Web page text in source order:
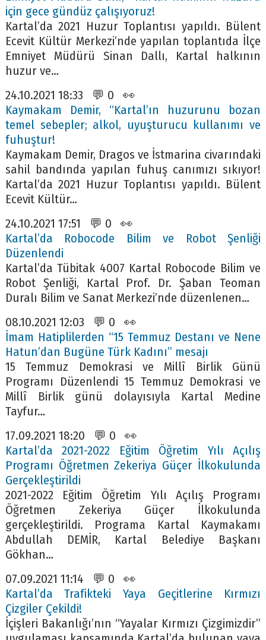
için gece gündüz çalışıyoruz!
Kartal’da 2021 Huzur Toplantısı yapıldı. Bülent
Ecevit Kültür Merkezi’nde yapılan toplantıda İlçe
Emniyet Müdürü Sinan Dallı, Kartal halkının
huzur ve…
24.10.2021 18:33 💬 0 👀
Kaymakam Demir, “Kartal’ın huzurunu bozan
temel sebepler; alkol, uyuşturucu kullanımı ve
fuhuştur!
Kaymakam Demir, Dragos ve İstmarina civarındaki
sahil bandında yapılan fuhuş canımızı sıkıyor!
Kartal’da 2021 Huzur Toplantısı yapıldı. Bülent
Ecevit Kültür…
24.10.2021 17:51 💬 0 👀
Kartal’da Robocode Bilim ve Robot Şenliği
Düzenlendi
Kartal’da Tübitak 4007 Kartal Robocode Bilim ve
Robot Şenliği, Kartal Prof. Dr. Şaban Teoman
Duralı Bilim ve Sanat Merkezi’nde düzenlenen…
08.10.2021 12:03 💬 0 👀
İmam Hatiplilerden “15 Temmuz Destanı ve Nene
Hatun’dan Bugüne Türk Kadını” mesajı
15 Temmuz Demokrasi ve Millî Birlik Günü
Programı Düzenlendi 15 Temmuz Demokrasi ve
Millî Birlik günü dolayısıyla Kartal Medine
Tayfur…
17.09.2021 18:20 💬 0 👀
Kartal’da 2021-2022 Eğitim Öğretim Yılı Açılış
Programı Öğretmen Zekeriya Güçer İlkokulunda
Gerçekleştirildi
2021-2022 Eğitim Öğretim Yılı Açılış Programı
Öğretmen Zekeriya Güçer İlkokulunda
gerçekleştirildi. Programa Kartal Kaymakamı
Abdullah DEMİR, Kartal Belediye Başkanı
Gökhan…
07.09.2021 11:14 💬 0 👀
Kartal’da Trafikteki Yaya Geçitlerine Kırmızı
Çizgiler Çekildi!
İçişleri Bakanlığı’nın “Yayalar Kırmızı Çizgimizdir”